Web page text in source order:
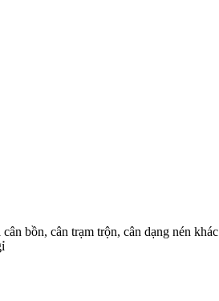
bồn, cân trạm trộn, cân dạng nén khác